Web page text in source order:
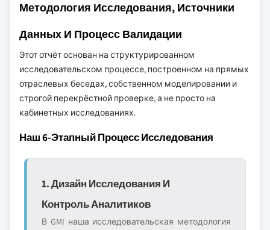
Методология Исследования, Источники
Данных И Процесс Валидации
Этот отчёт основан на структурированном
исследовательском процессе, построенном на прямых
отраслевых беседах, собственном моделировании и
строгой перекрёстной проверке, а не просто на
кабинетных исследованиях.
Наш 6-Этапный Процесс Исследования
1. Дизайн Исследования И
Контроль Аналитиков
В GMI наша исследовательская методология